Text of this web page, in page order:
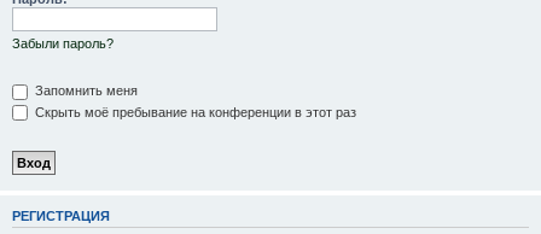
Забыли пароль?
Запомнить меня
Скрыть моё пребывание на конференции в этот раз
РЕГИСТРАЦИЯ